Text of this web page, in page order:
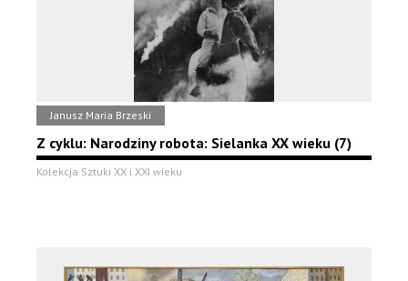
Janusz Maria Brzeski
Z cyklu: Narodziny robota: Sielanka XX wieku (7)
Kolekcja Sztuki XX i XXI wieku